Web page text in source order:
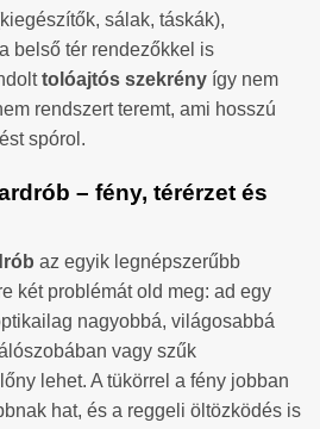
sálak, táskák),
belső tér rendezőkkel is
tolóajtós szekrény így nem
rendszert teremt, ami hosszú
spórol.
– fény, térérzet és
az egyik legnépszerűbb
két problémát old meg: ad egy
nagyobbá, világosabbá
vagy szűk
lehet. A tükörrel a fény jobban
hat, és a reggeli öltözködés is